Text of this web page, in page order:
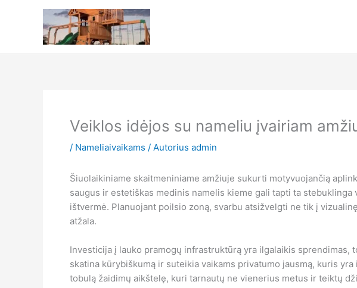
Veiklos idėjos su nameliu įvairiam
/ Nameliaivaikams / Autorius admin
Šiuolaikiniame skaitmeniniame amžiuje sukurti motyvuojančią
saugus ir estetiškas medinis namelis kieme gali tapti ta
ištvermė. Planuojant poilsio zoną, svarbu atsižvelgti ne tik į
atžala.
Investicija į lauko pramogų infrastruktūrą yra ilgalaikis
skatina kūrybiškumą ir suteikia vaikams privatumo jausmą, kuris
tobulą žaidimų aikštelę, kuri tarnautų ne vienerius metus ir teiktų